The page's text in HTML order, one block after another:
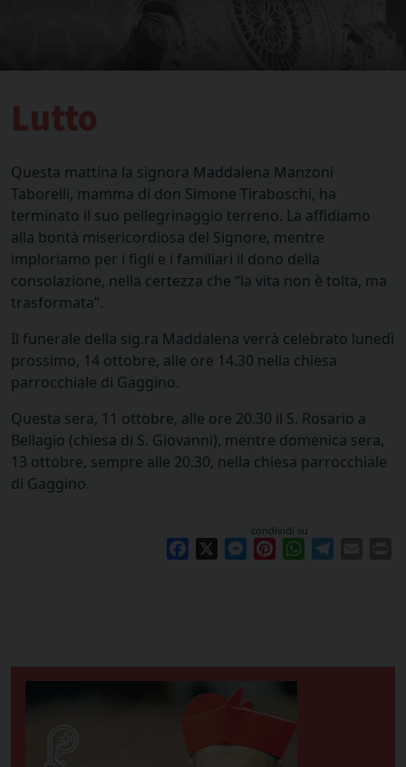
Lutto
Questa mattina la signora Maddalena Manzoni
Taborelli, mamma di don Simone Tiraboschi, ha
terminato il suo pellegrinaggio terreno. La affidiamo
alla bontà misericordiosa del Signore, mentre
imploriamo per i figli e i familiari il dono della
consolazione, nella certezza che “la vita non è tolta, ma
trasformata”.
Il funerale della sig.ra Maddalena verrà celebrato lunedì
prossimo, 14 ottobre, alle ore 14.30 nella chiesa
parrocchiale di Gaggino.
Questa sera, 11 ottobre, alle ore 20.30 il S. Rosario a
Bellagio (chiesa di S. Giovanni), mentre domenica sera,
13 ottobre, sempre alle 20.30, nella chiesa parrocchiale
di Gaggino.
condividi su
Facebook Messenger
PinterestWhatsApp